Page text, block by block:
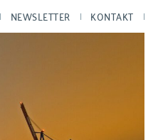
NEWSLETTER KONTAKT